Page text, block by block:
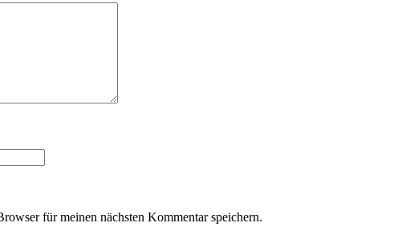
für meinen nächsten Kommentar speichern.